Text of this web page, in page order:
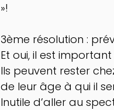
»!
3ème résolution :
Et oui, il est
Ils peuvent rester
de leur âge à qui il
Inutile d’aller au